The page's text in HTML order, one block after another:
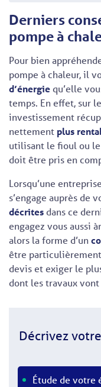
Derniers
pompe à
Pour bien
pompe à chaleur, il
d’énergiequ’elle
temps. En effet, sur
investissement
nettement plus
utilisant le fioul ou
doit être pris en
Lorsqu’une
s’engage auprès de
décritesdans ce
engagez vous aussi
alors la forme d’un
être particulièrement
devis et exiger le
dont les travaux
Décrivez
Étude de votre